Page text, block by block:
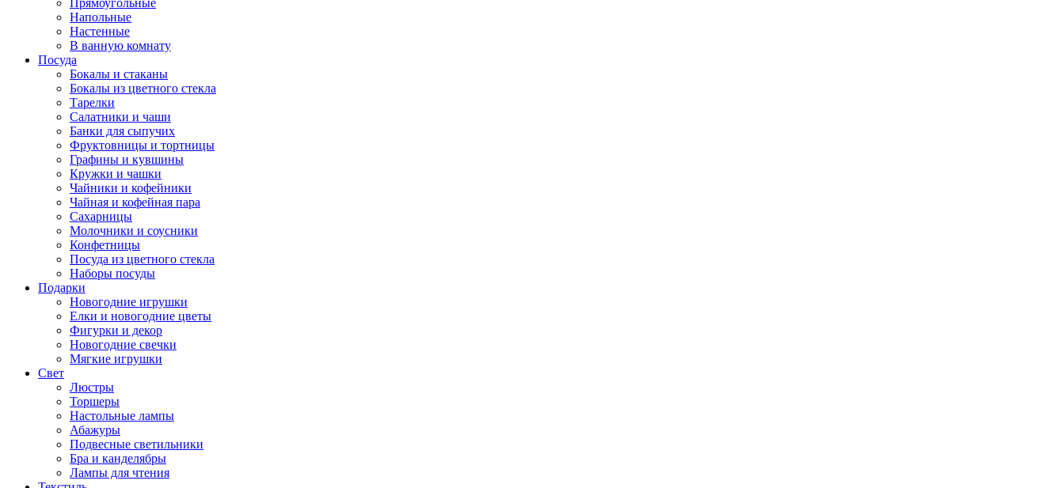
Прямоугольные
Напольные
Настенные
В ванную комнату
Посуда
Бокалы и стаканы
Бокалы из цветного стекла
Тарелки
Салатники и чаши
Банки для сыпучих
Фруктовницы и тортницы
Графины и кувшины
Кружки и чашки
Чайники и кофейники
Чайная и кофейная пара
Сахарницы
Молочники и соусники
Конфетницы
Посуда из цветного стекла
Наборы посуды
Подарки
Новогодние игрушки
Елки и новогодние цветы
Фигурки и декор
Новогодние свечки
Мягкие игрушки
Свет
Люстры
Торшеры
Настольные лампы
Абажуры
Подвесные светильники
Бра и канделябры
Лампы для чтения